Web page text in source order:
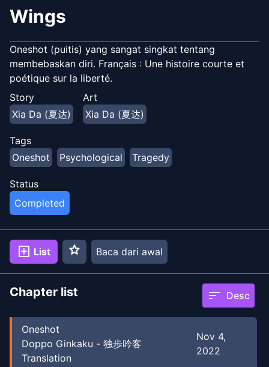
Wings
Oneshot (puitis) yang sangat singkat tentang
membebaskan diri. Français : Une histoire courte et
poétique sur la liberté.
Story
Xia Da (夏达)
Art
Xia Da (夏达)
Tags
Oneshot
Psychological Tragedy
Status
Completed
add_box List star Baca dari awal
Chapter list sort Desc
Oneshot
Doppo Ginkaku - 独歩吟客
Translation
Nov 4,
2022